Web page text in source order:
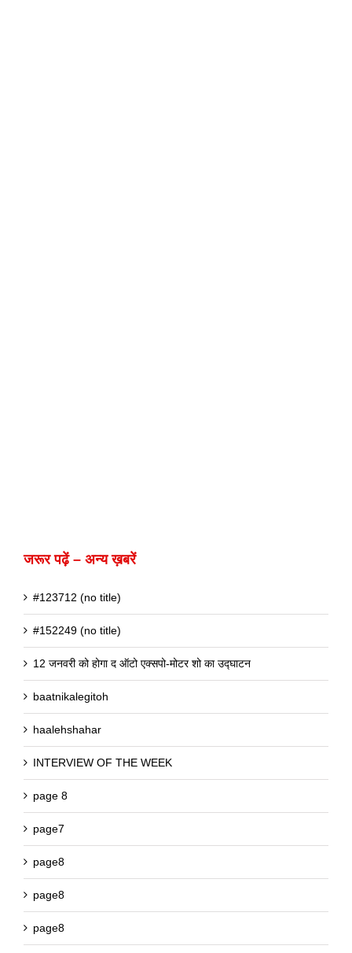
जरूर पढ़ें – अन्य ख़बरें
#123712 (no title)
#152249 (no title)
12 जनवरी को होगा द ऑटो एक्सपो-मोटर शो का उद्घाटन
baatnikalegitoh
haalehshahar
INTERVIEW OF THE WEEK
page 8
page7
page8
page8
page8